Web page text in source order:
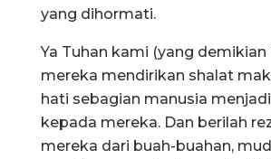
yang dihormati.
Ya Tuhan kami (yang demikian
mereka mendirikan shalat
hati sebagian manusia
kepada mereka. Dan berilah
mereka dari buah-buahan,